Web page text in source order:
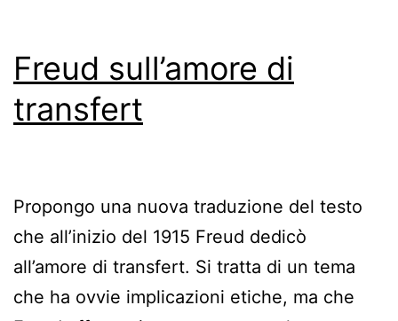
Freud sull’amore di
transfert
Propongo una nuova traduzione del testo
che all’inizio del 1915 Freud dedicò
all’amore di transfert. Si tratta di un tema
che ha ovvie implicazioni etiche, ma che